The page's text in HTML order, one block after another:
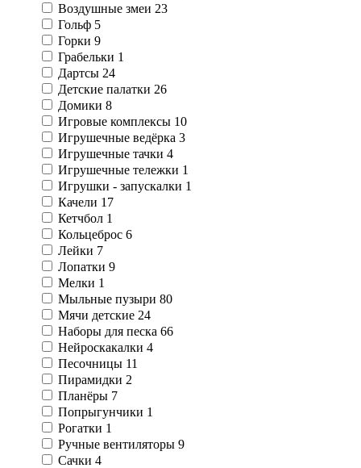
Воздушные змеи 23
Гольф 5
Горки 9
Грабельки 1
Дартсы 24
Детские палатки 26
Домики 8
Игровые комплексы 10
Игрушечные ведёрка 3
Игрушечные тачки 4
Игрушечные тележки 1
Игрушки - запускалки 1
Качели 17
Кетчбол 1
Кольцеброс 6
Лейки 7
Лопатки 9
Мелки 1
Мыльные пузыри 80
Мячи детские 24
Наборы для песка 66
Нейроскакалки 4
Песочницы 11
Пирамидки 2
Планёры 7
Попрыгунчики 1
Рогатки 1
Ручные вентиляторы 9
Сачки 4